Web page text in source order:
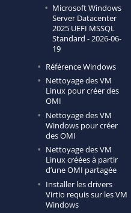
Microsoft Windows
Server Datacenter
2025 UEFI MSSQL
Standard - 2026-06-
19
Référence Windows
Nettoyage des VM
Linux pour créer des
OMI
Nettoyage des VM
Windows pour créer
des OMI
Nettoyage des VM
Linux créées à partir
d’une OMI partagée
Installer les drivers
Virtio requis sur les VM
Windows